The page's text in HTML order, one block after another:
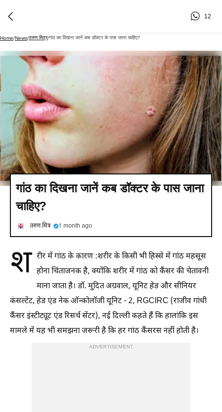
12
Home/News/तरुण मित्र/गांठ का दिखना जानें कब डॉक्टर के पास जाना चाहिए?
गांठ का दिखना जानें कब डॉक्टर के पास जाना
चाहिए?
तरुण मित्र 1 month ago
श रीर में गांठ के कारण :शरीर के किसी भी हिस्से में गांठ महसूस
होना चिंताजनक है, क्योंकि शरीर में गांठ को कैंसर की चेतावनी
माना जाता है। डॉ. मुदित अग्रवाल, यूनिट हेड और सीनियर
कंसल्टेंट, हेड एंड नेक ऑन्कोलॉजी यूनिट - 2, RGCIRC (राजीव गांधी
कैंसर इंस्टीट्यूट एंड रिसर्च सेंटर), नई दिल्ली कहते हैं कि हालांकि इस
मामले में यह भी समझना जरूरी है कि हर गांठ कैंसरस नहीं होती है।
ADVERTISEMENT